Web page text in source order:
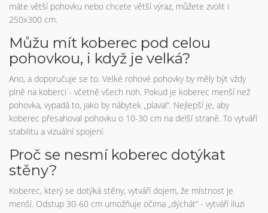
máte větší pohovku nebo chcete větší výraz, můžete zvolit i
250x300 cm.
Můžu mít koberec pod celou
pohovkou, i když je velká?
Ano, a doporučuje se to. Velké rohové pohovky by měly být vždy
plně na koberci - včetně všech noh. Pokud je koberec menší než
pohovka, vypadá to, jako by nábytek „plaval“. Nejlepší je, aby
koberec přesahoval pohovku o 10-30 cm na delší straně. To vytváří
stabilitu a vizuální spojení.
Proč se nesmí koberec dotýkat
stěny?
Koberec, který se dotýká stěny, vytváří dojem, že místnost je
menší. Odstup 30-60 cm umožňuje očima „dýchát“ - vytváří iluzi